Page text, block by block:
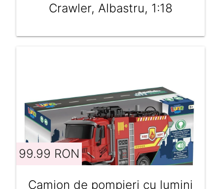
Crawler, Albastru, 1:18
99.99 RON
Camion de pompieri cu lumini